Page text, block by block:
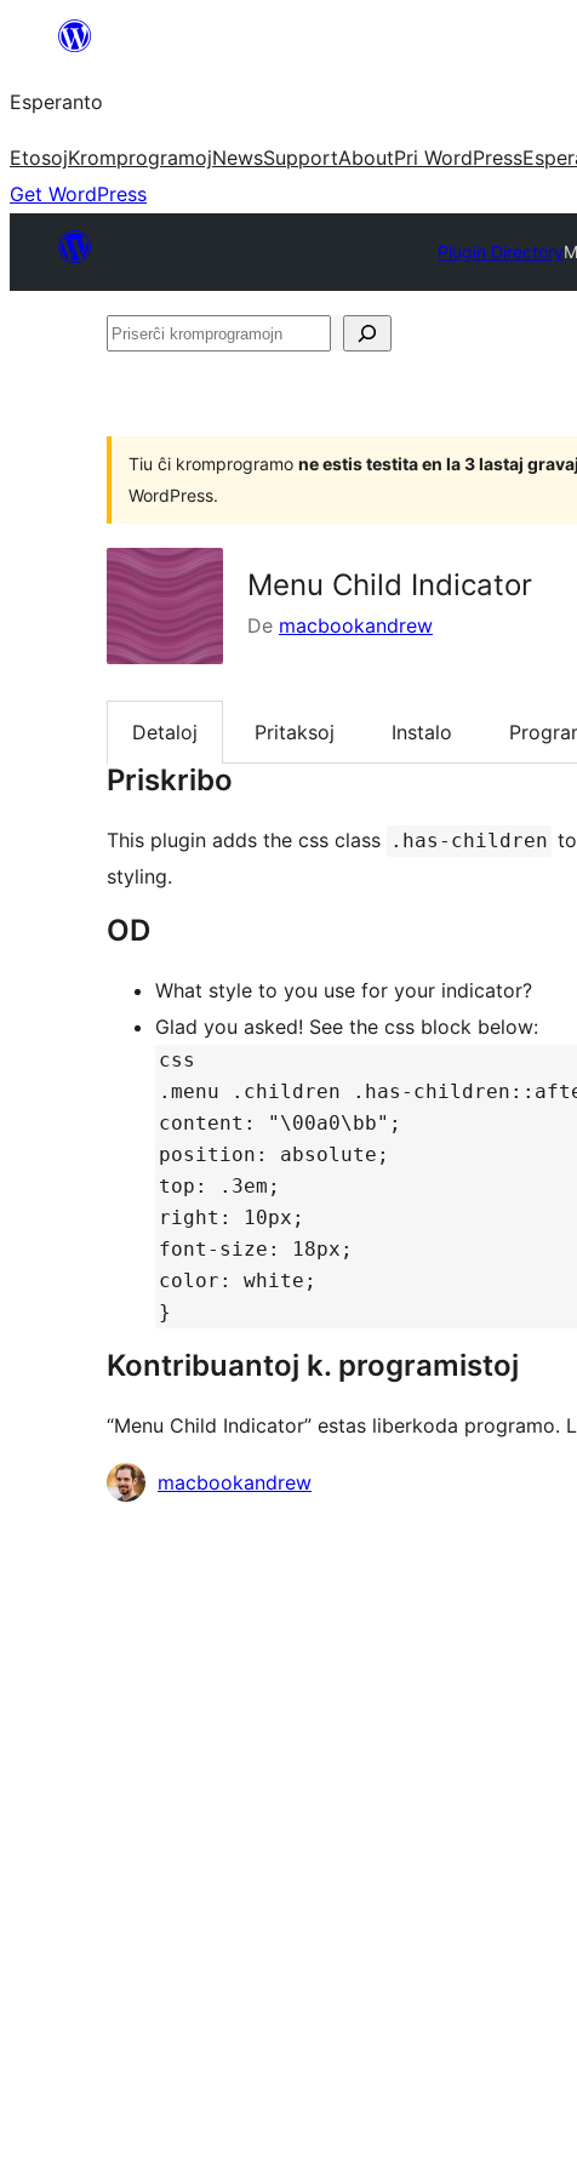
al
la
enhavo
Esperanto
EtosojKromprogramojNewsSupportAboutPri WordPress
Get WordPress
Plugin Directory
Priserĉi
Tiu ĉi kromprogramo ne estis testita en la 3 lastaj
WordPress.
Menu Child Indicator
De macbookandrew
Detaloj Pritaksoj Instalo
Priskribo
This plugin adds the css class .has-children
styling.
OD
What style to you use for your indicator?
Glad you asked! See the css block below:
css
.menu .children .has-
content: "\00a0\bb";
position: absolute;
top: .3em;
right: 10px;
font-size: 18px;
color: white;
}
Kontribuantoj k. programistoj
“Menu Child Indicator” estas liberkoda
Kontribuantoj
macbookandrew